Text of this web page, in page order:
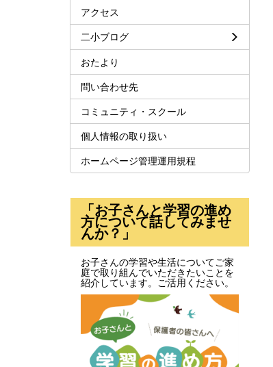
アクセス
二小ブログ
おたより
問い合わせ先
コミュニティ・スクール
個人情報の取り扱い
ホームページ管理運用規程
「お子さんと学習の進め
方について話してみませ
んか？」
お子さんの学習や生活についてご家
庭で取り組んでいただきたいことを
紹介しています。ご活用ください。